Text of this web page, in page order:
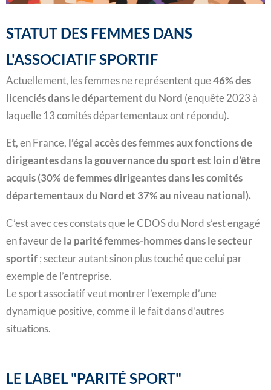
STATUT DES FEMMES DANS
L'ASSOCIATIF SPORTIF
Actuellement, les femmes ne représentent que46% des
licenciés dans le département du Nord (enquête 2023 à
laquelle 13 comités départementaux ont répondu).
Et, en France, l’égal accès des femmes aux fonctions de
dirigeantes dans la gouvernance du sport est loin d’être
acquis (30% de femmes dirigeantes dans les comités
départementaux du Nord et 37% au niveau national).
C’est avec ces constats que le CDOS du Nord s’est engagé
en faveur de la parité femmes-hommes dans le secteur
sportif ; secteur autant sinon plus touché que celui par
exemple de l’entreprise.
Le sport associatif veut montrer l’exemple d’une
dynamique positive, comme il le fait dans d’autres
situations.
LE LABEL "PARITÉ SPORT"